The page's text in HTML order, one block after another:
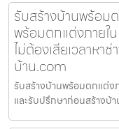
รับสร้างบ้านพร้อม
พร้อมตกแต่งภายใ
ไม่ต้องเสียเวลาหา
บ้าน.com
รับสร้างบ้านพร้อมตกแต่ง
และรับปรึกษาก่อนสร้างบ้า